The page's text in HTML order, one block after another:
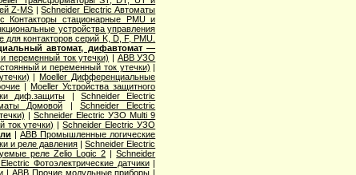
Z-MS |Schneider Electric Автоматы
Контакторы стационарные PMU и
устройства управления
контакторов серий K, D, F, PMU.
автомат, дифавтомат —
переменный ток утечки) | ABB УЗО
и переменный ток утечки) |
|Moeller Дифференциальные
|Moeller Устройства защитного
диф.защиты | Schneider Electric
Домовой | Schneider Electric
| Schneider Electric УЗО Multi 9
утечки) |Schneider Electric УЗО
|ABB Промышленные логические
и реле давления |Schneider Electric
реле Zelio Logic 2 |Schneider
Фотоэлектрические датчики|
| ABB Прочие модульные приборы |